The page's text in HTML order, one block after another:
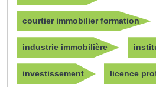
courtier immobilier formation
industrie immobilière
investissement licence